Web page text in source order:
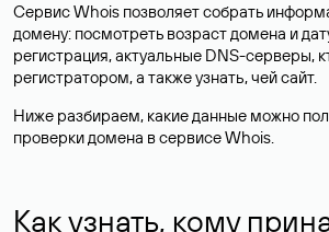
Сервис Whois позволяет собрать
домену: посмотреть возраст домена и
регистрация, актуальные DNS-серверы,
регистратором, а также узнать, чей сайт.
Ниже разбираем, какие данные можно
проверки домена в сервисе Whois.
Как узнать, кому